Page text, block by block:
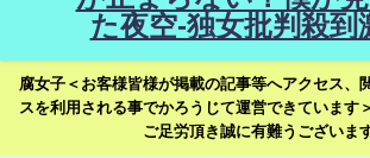
た夜空-独女批判殺到
腐女子＜お客様皆様が掲載の記事等へアクセス、
スを利用される事でかろうじて運営できています
ご足労頂き誠に有難うございます